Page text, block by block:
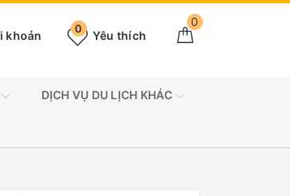
0
Yêu thích
0
khoản
DỊCH VỤ DU LỊCH KHÁC